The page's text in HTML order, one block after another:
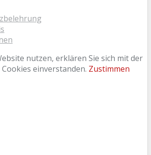
nutzen, erklären Sie sich mit der
einverstanden. Zustimmen